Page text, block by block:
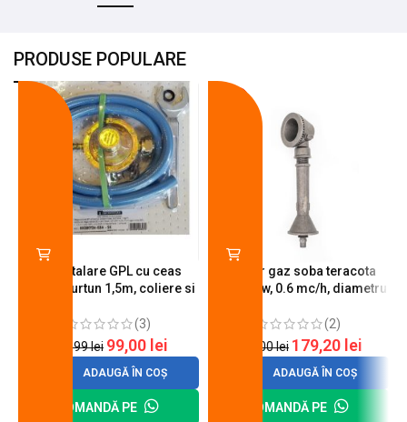
PRODUSE POPULARE
Kit instalare GPL cu ceas
butelie, furtun 1,5m, coliere si
(3)
120,99lei 99,00 lei
ADAUGĂ ÎN COȘ
COMANDĂ PE
Arzator gaz soba teracota
A600, 6 kw, 0.6 mc/h, diametru
(2)
200,00lei 179,20 lei
ADAUGĂ ÎN COȘ
COMANDĂ PE